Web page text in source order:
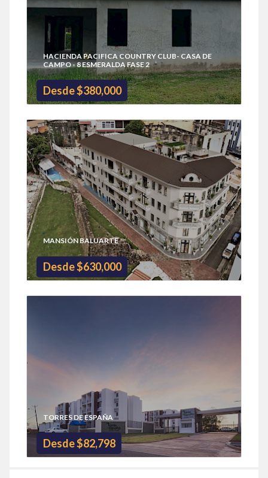
HACIENDA PACIFICA COUNTRY CLUB- CASA DE
CAMPO - 8 ESMERALDA FASE 2
Desde $380,000
MANSIÓN BALUARTE
Desde $630,000
TORRES DE ESPAÑA
Desde $82,798